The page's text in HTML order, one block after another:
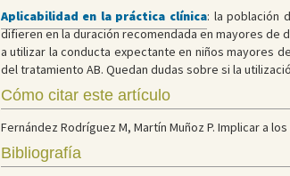
Aplicabilidad en la práctica clínica: la población
difieren en la duración recomendada en mayores de
a utilizar la conducta expectante en niños mayores
del tratamiento AB. Quedan dudas sobre si la
Cómo citar este artículo
Fernández Rodríguez M, Martín Muñoz P. Implicar a
Bibliografía